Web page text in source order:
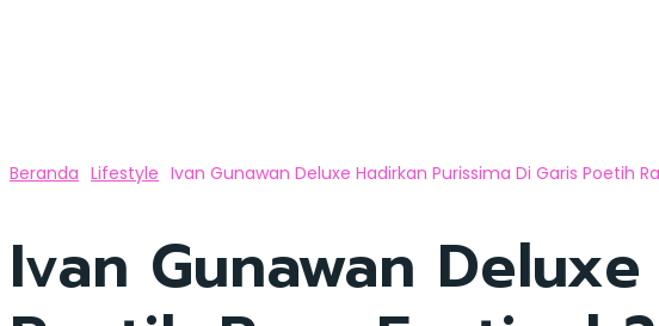
Beranda Lifestyle Ivan Gunawan Deluxe Hadirkan Purissima Di Garis Poetih
Ivan Gunawan